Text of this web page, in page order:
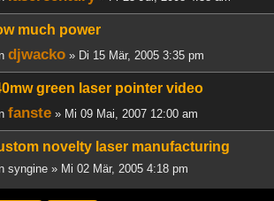
much power
djwacko » Di 15 Mär, 2005 3:35 pm
green laser pointer video
fanste » Mi 09 Mai, 2007 12:00 am
novelty laser manufacturing
syngine » Mi 02 Mär, 2005 4:18 pm